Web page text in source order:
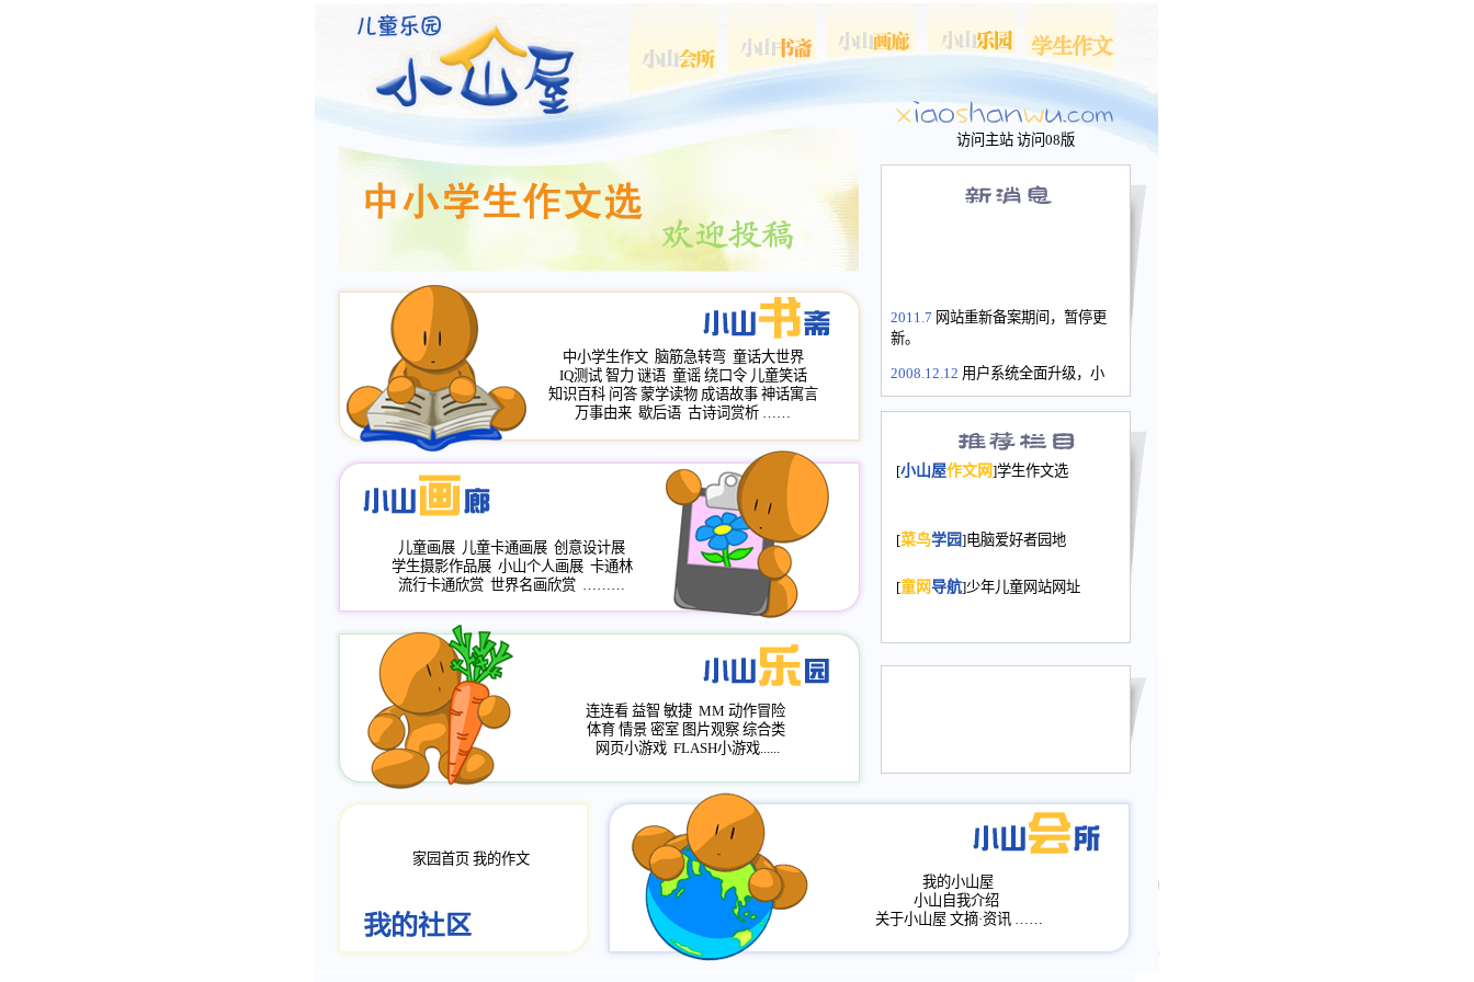
访问主站 访问08版
2011.7 网站重新备案期间，暂停更
新。
2008.12.12 用户系统全面升级，小
长会、家园网－个人空间，用户一
次注册全部通行。
2008.12.12家园网正式运行，域
年，2009版提前启用，小山屋全面
小山画廊均增加多个新栏目。。
评分、顶功能，作文宝典改版。
[小山屋作文网]学生作文选
[菜鸟学园]电脑爱好者园地
[童网导航]少年儿童网站网址
中小学生作文 脑筋急转弯 童话大世界
IQ测试 智力 谜语 童谣 绕口令 儿童笑话
知识百科 问答 蒙学读物 成语故事 神话寓言
万事由来 歇后语 古诗词赏析 ……
儿童画展 儿童卡通画展 创意设计展
学生摄影作品展 小山个人画展 卡通林
流行卡通欣赏 世界名画欣赏 ………
连连看 益智 敏捷 MM 动作冒险
体育 情景 密室 图片观察 综合类
网页小游戏 FLASH小游戏......
家园首页 我的作文
我的小山屋
小山自我介绍
关于小山屋 文摘·资讯 ……